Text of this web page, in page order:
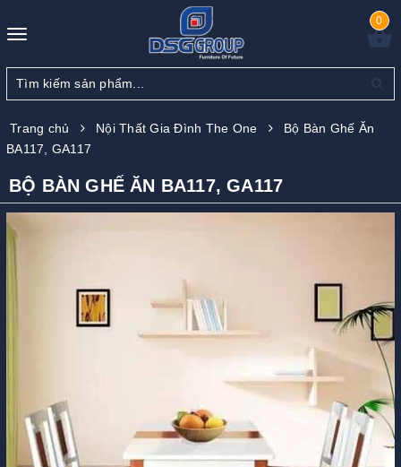
Toggle
0
Trang chủ Nội Thất Gia Đình The One
Bộ Bàn Ghế Ăn
BA117, GA117
BỘ BÀN GHẾ ĂN BA117, GA117